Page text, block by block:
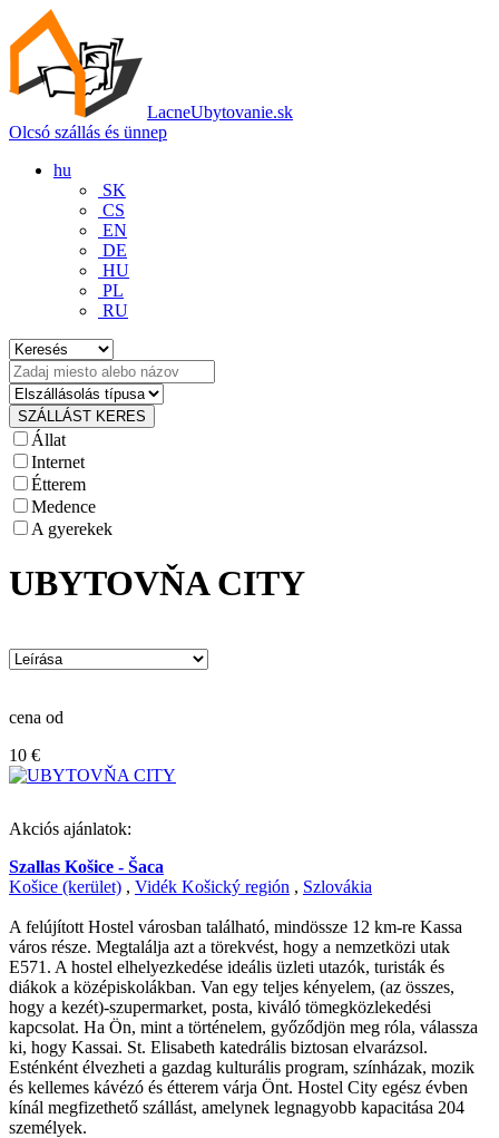
LacneUbytovanie.sk
Olcsó szállás és ünnep
hu
SK
CS
EN
DE
HU
PL
RU
Állat
Internet
Étterem
Medence
A gyerekek
UBYTOVŇA CITY
cena od
10 €
Akciós ajánlatok:
Szallas Košice - Šaca
Košice (kerület) , Vidék Košický región , Szlovákia
A felújított Hostel városban található, mindössze 12 km-re Kassa
város része. Megtalálja azt a törekvést, hogy a nemzetközi utak
E571. A hostel elhelyezkedése ideális üzleti utazók, turisták és
diákok a középiskolákban. Van egy teljes kényelem, (az összes,
hogy a kezét)-szupermarket, posta, kiváló tömegközlekedési
kapcsolat. Ha Ön, mint a történelem, győződjön meg róla, válassza
ki, hogy Kassai. St. Elisabeth katedrális biztosan elvarázsol.
Esténként élvezheti a gazdag kulturális program, színházak, mozik
és kellemes kávézó és étterem várja Önt. Hostel City egész évben
kínál megfizethető szállást, amelynek legnagyobb kapacitása 204
személyek.